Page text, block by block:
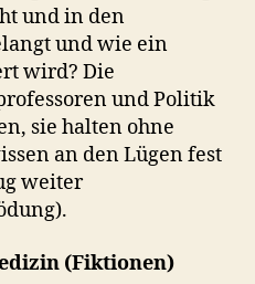
und in den
und wie ein
wird? Die
und Politik
sie halten ohne
an den Lügen fest
weiter
(Fiktionen)